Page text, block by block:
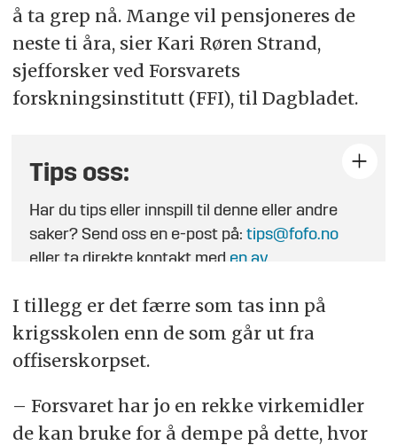
å ta grep nå. Mange vil pensjoneres de
neste ti åra, sier Kari Røren Strand,
sjefforsker ved Forsvarets
forskningsinstitutt (FFI), til Dagbladet.
Tips oss:
Har du tips eller innspill til denne eller andre
saker? Send oss en e-post på:tips@fofo.no
eller ta direkte kontakt med en av
I tillegg er det færre som tas inn på
krigsskolen enn de som går ut fra
offiserskorpset.
– Forsvaret har jo en rekke virkemidler
de kan bruke for å dempe på dette, hvor